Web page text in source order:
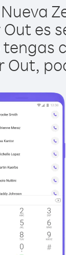
es
tengas
Out,